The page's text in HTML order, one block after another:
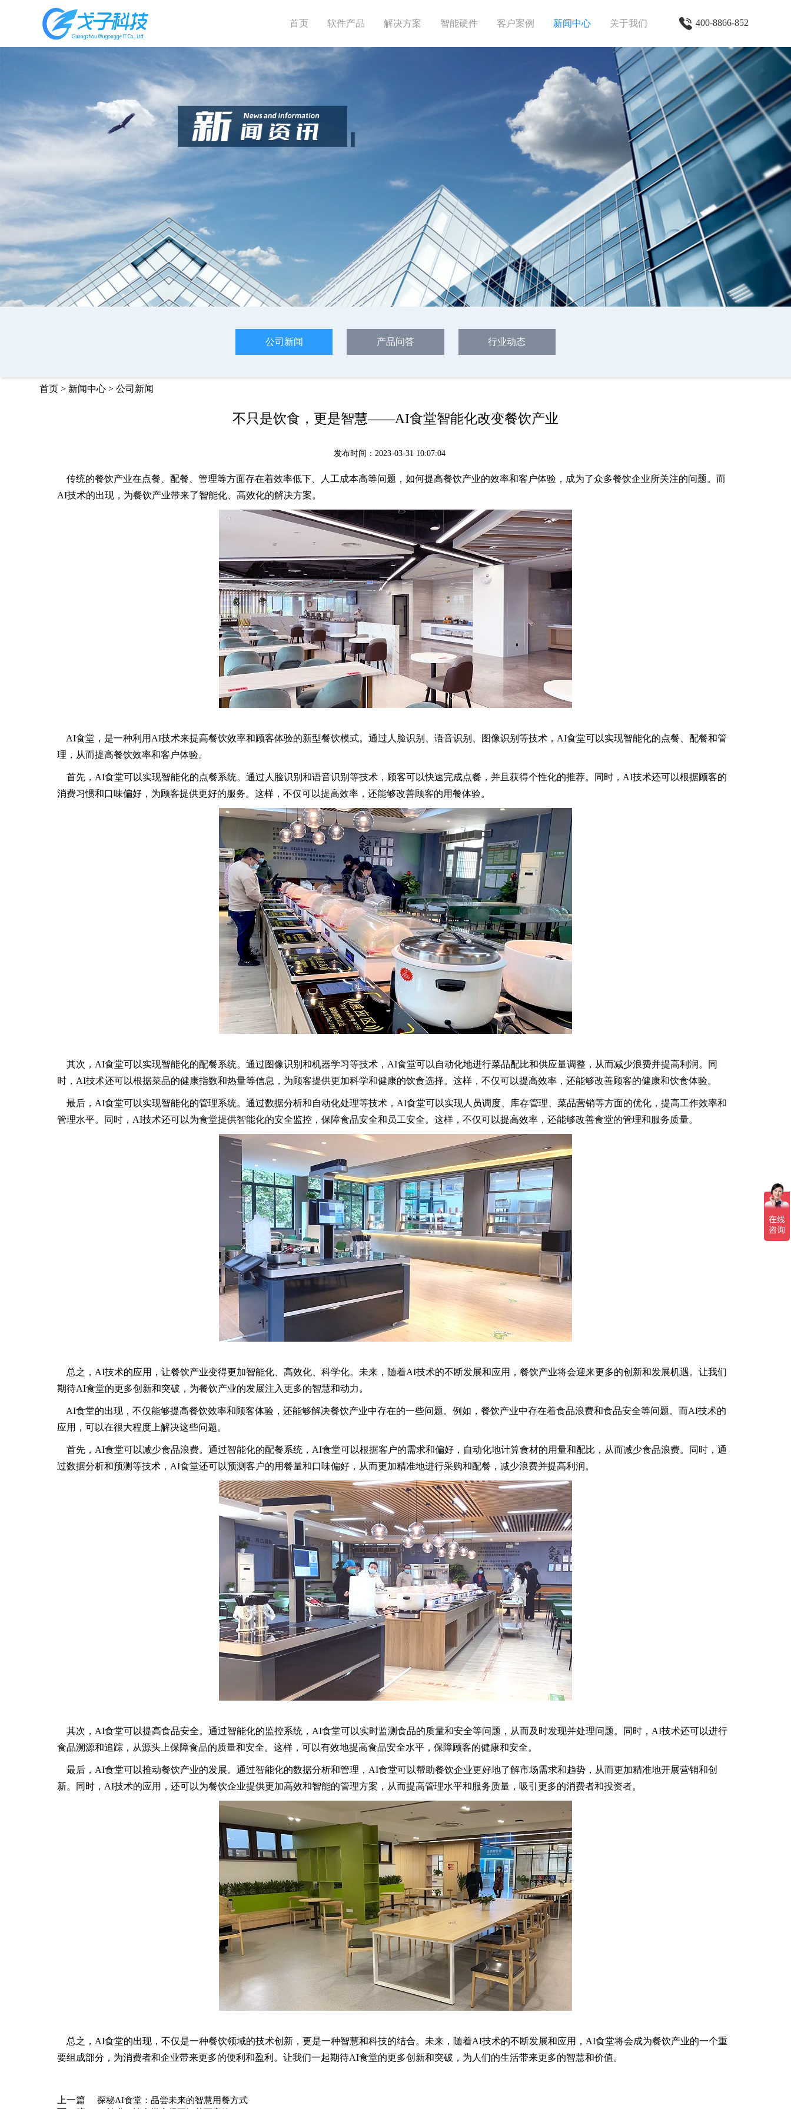
首页 软件产品 解决方案 智能硬件 客户案例 新闻中心 关于我们 400-8866-852
公司新闻 产品问答 行业动态
首页 > 新闻中心 >公司新闻
不只是饮食，更是智慧——AI食堂智能化改变餐饮产业
发布时间：2023-03-31 10:07:04
传统的餐饮产业在点餐、配餐、管理等方面存在着效率低下、人工成本高等问题，如何提高餐饮产业的效率和客户体验，成为了众多餐饮企业所关注的问题。而
AI技术的出现，为餐饮产业带来了智能化、高效化的解决方案。
AI食堂，是一种利用AI技术来提高餐饮效率和顾客体验的新型餐饮模式。通过人脸识别、语音识别、图像识别等技术，AI食堂可以实现智能化的点餐、配餐和管
理，从而提高餐饮效率和客户体验。
首先，AI食堂可以实现智能化的点餐系统。通过人脸识别和语音识别等技术，顾客可以快速完成点餐，并且获得个性化的推荐。同时，AI技术还可以根据顾客的
消费习惯和口味偏好，为顾客提供更好的服务。这样，不仅可以提高效率，还能够改善顾客的用餐体验。
其次，AI食堂可以实现智能化的配餐系统。通过图像识别和机器学习等技术，AI食堂可以自动化地进行菜品配比和供应量调整，从而减少浪费并提高利润。同
时，AI技术还可以根据菜品的健康指数和热量等信息，为顾客提供更加科学和健康的饮食选择。这样，不仅可以提高效率，还能够改善顾客的健康和饮食体验。
最后，AI食堂可以实现智能化的管理系统。通过数据分析和自动化处理等技术，AI食堂可以实现人员调度、库存管理、菜品营销等方面的优化，提高工作效率和
管理水平。同时，AI技术还可以为食堂提供智能化的安全监控，保障食品安全和员工安全。这样，不仅可以提高效率，还能够改善食堂的管理和服务质量。
总之，AI技术的应用，让餐饮产业变得更加智能化、高效化、科学化。未来，随着AI技术的不断发展和应用，餐饮产业将会迎来更多的创新和发展机遇。让我们
期待AI食堂的更多创新和突破，为餐饮产业的发展注入更多的智慧和动力。
AI食堂的出现，不仅能够提高餐饮效率和顾客体验，还能够解决餐饮产业中存在的一些问题。例如，餐饮产业中存在着食品浪费和食品安全等问题。而AI技术的
应用，可以在很大程度上解决这些问题。
首先，AI食堂可以减少食品浪费。通过智能化的配餐系统，AI食堂可以根据客户的需求和偏好，自动化地计算食材的用量和配比，从而减少食品浪费。同时，通
过数据分析和预测等技术，AI食堂还可以预测客户的用餐量和口味偏好，从而更加精准地进行采购和配餐，减少浪费并提高利润。
其次，AI食堂可以提高食品安全。通过智能化的监控系统，AI食堂可以实时监测食品的质量和安全等问题，从而及时发现并处理问题。同时，AI技术还可以进行
食品溯源和追踪，从源头上保障食品的质量和安全。这样，可以有效地提高食品安全水平，保障顾客的健康和安全。
最后，AI食堂可以推动餐饮产业的发展。通过智能化的数据分析和管理，AI食堂可以帮助餐饮企业更好地了解市场需求和趋势，从而更加精准地开展营销和创
新。同时，AI技术的应用，还可以为餐饮企业提供更加高效和智能的管理方案，从而提高管理水平和服务质量，吸引更多的消费者和投资者。
总之，AI食堂的出现，不仅是一种餐饮领域的技术创新，更是一种智慧和科技的结合。未来，随着AI技术的不断发展和应用，AI食堂将会成为餐饮产业的一个重
要组成部分，为消费者和企业带来更多的便利和盈利。让我们一起期待AI食堂的更多创新和突破，为人们的生活带来更多的智慧和价值。
上一篇 探秘AI食堂：品尝未来的智慧用餐方式